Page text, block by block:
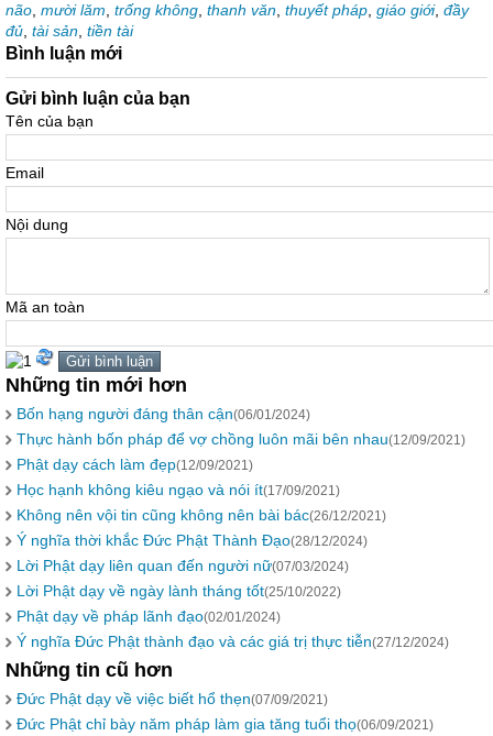
não mười lăm trống không thanh văn thuyết pháp giáo giới, đầy
đủ tài sản tiền tài
Bình luận mới
Gửi bình luận của bạn
Tên của bạn
Email
Nội dung
Mã an toàn
Những tin mới hơn
Bốn hạng người đáng thân cận(06/01/2024)
Thực hành bốn pháp để vợ chồng luôn mãi bên nhau(12/09/2021)
Phật dạy cách làm đẹp(12/09/2021)
Học hạnh không kiêu ngạo và nói ít(17/09/2021)
Không nên vội tin cũng không nên bài bác(26/12/2021)
Ý nghĩa thời khắc Đức Phật Thành Đạo(28/12/2024)
Lời Phật dạy liên quan đến người nữ(07/03/2024)
Lời Phật dạy về ngày lành tháng tốt(25/10/2022)
Phật dạy về pháp lãnh đạo(02/01/2024)
Ý nghĩa Đức Phật thành đạo và các giá trị thực tiễn(27/12/2024)
Những tin cũ hơn
Đức Phật dạy về việc biết hổ thẹn(07/09/2021)
Đức Phật chỉ bày năm pháp làm gia tăng tuổi thọ(06/09/2021)